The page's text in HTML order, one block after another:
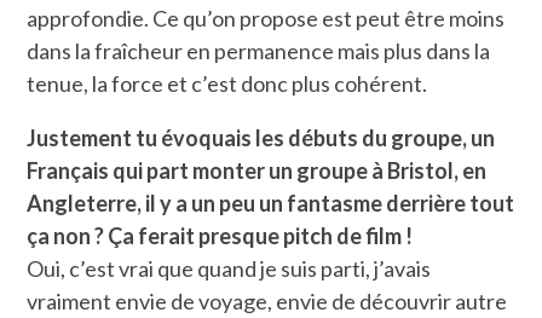
approfondie. Ce qu’on propose est peut être moins
dans la fraîcheur en permanence mais plus dans la
tenue, la force et c’est donc plus cohérent.
Justement tu évoquais les débuts du groupe, un
Français qui part monter un groupe à Bristol, en
Angleterre, il y a un peu un fantasme derrière tout
ça non ? Ça ferait presque pitch de film !
Oui, c’est vrai que quand je suis parti, j’avais
vraiment envie de voyage, envie de découvrir autre